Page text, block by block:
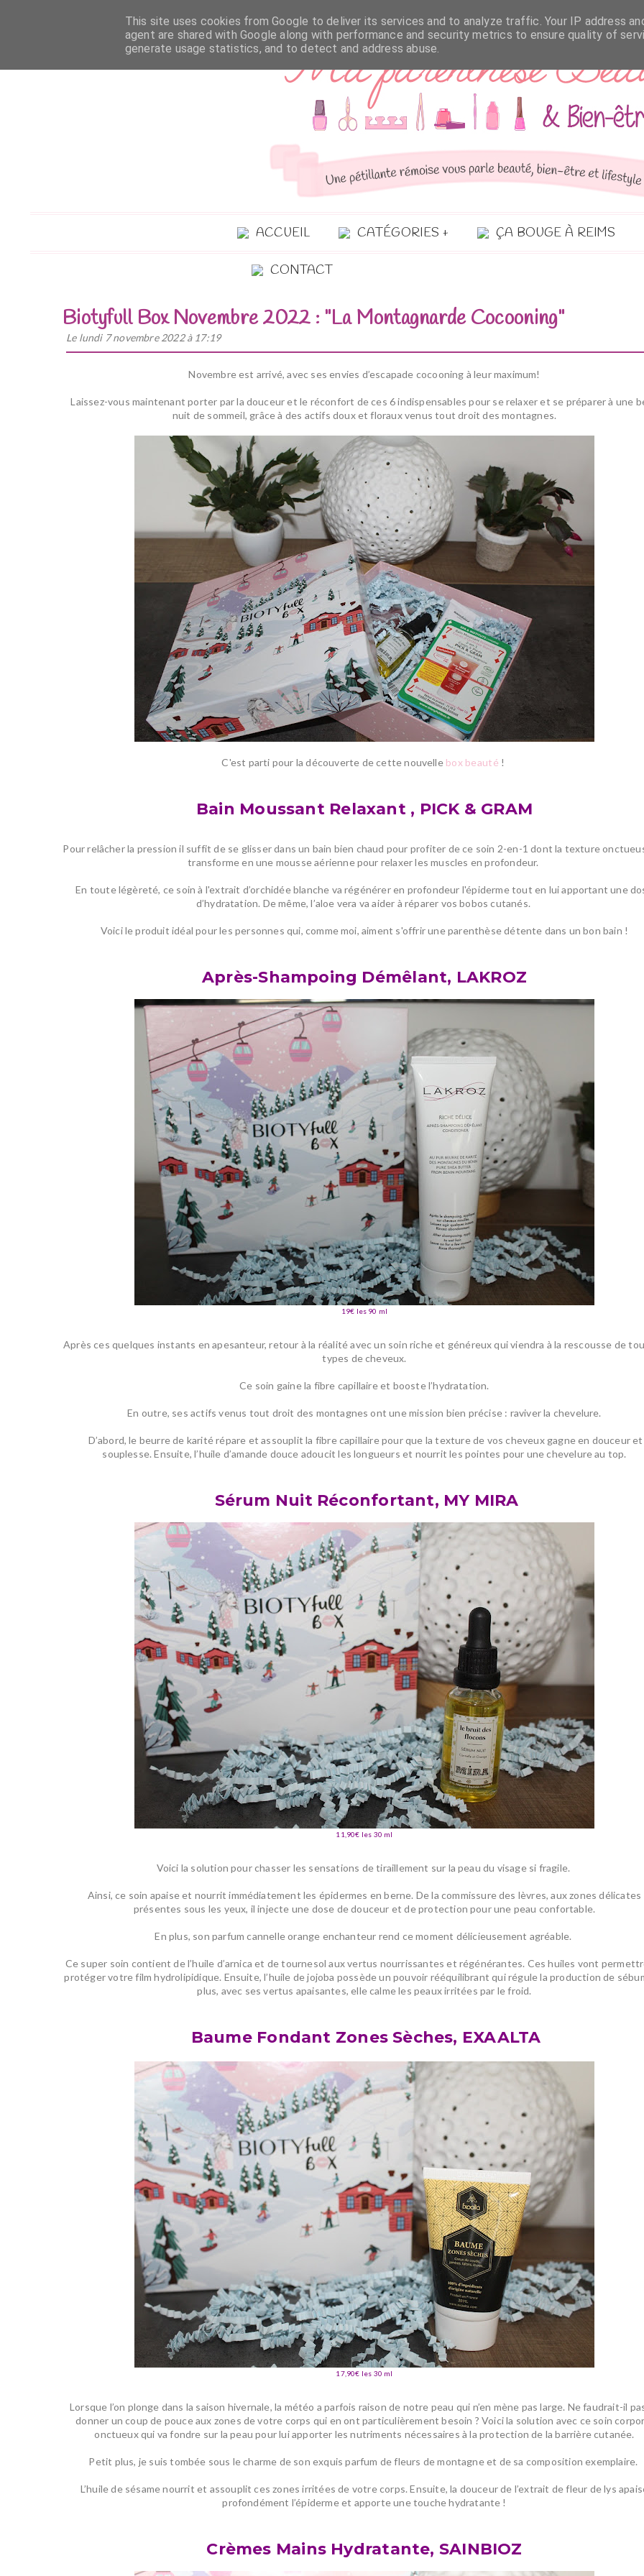
ACCUEIL CATÉGORIES ÇA BOUGE À REIMS
CONTACT
Biotyfull Box Novembre 2022 : "La Montagnarde Cocooning"
Le lundi 7 novembre 2022 à 17:19
Novembre est arrivé, avec ses envies d’escapade cocooning à leur maximum!
Laissez-vous maintenant porter par la douceuret le réconfort de ces 6 indispensables pour se relaxer et se préparer à une
nuit de sommeil, grâce à des actifs doux et floraux venus tout droit des montagnes.
C'est parti pour la découverte de cette nouvelle box beauté !
Bain Moussant Relaxant , PICK & GRAM
Pour relâcher la pression il suffit de se glisser dans un bain bien chaud pour profiter de ce soin 2-en-1 dont la texture
transforme en une mousse aérienne pour relaxer les muscles en profondeur.
En toute légèreté, ce soin à l'extrait d’orchidée blanche va régénérer en profondeur l'épiderme tout en lui apportant une
d’hydratation. De même, l’aloe vera va aider à réparer vos bobos cutanés.
Voici le produit idéal pour les personnes qui, comme moi, aiment s'offrir une parenthèse détente dans un bon bain !
Après-Shampoing Démêlant, LAKROZ
19€ les 90 ml
Après ces quelques instants en apesanteur, retour à la réalité avecun soin riche et généreuxqui viendra à la rescousse de
types de cheveux.
Ce soin gaine la fibre capillaire et booste l’hydratation.
En outre, ses actifs venus tout droit des montagnes ont une mission bien précise : raviver la chevelure.
D’abord, le beurre de karité répare et assouplit la fibre capillaire pour que la texture de vos cheveux gagne en douceur et
souplesse. Ensuite, l’huile d’amande douce adoucit les longueurs et nourrit les pointes pour une chevelure au top.
Sérum Nuit Réconfortant, MY MIRA
11,90€ les 30 ml
Voici la solution pour chasser les sensations de tiraillement sur la peau du visage si fragile.
Ainsi, ce soin apaise et nourritimmédiatement les épidermes en berne. De la commissure des lèvres, aux zones délicates
présentes sous les yeux, il injecte une dose de douceur et de protection pour une peau confortable.
En plus, son parfum cannelle orange enchanteur rend ce moment délicieusement agréable.
Ce super soin contient de l’huile d’arnica et de tournesol aux vertus nourrissantes et régénérantes. Ces huiles vont
protéger votre film hydrolipidique. Ensuite, l’huile de jojoba possède un pouvoir rééquilibrant qui régule la production de
plus, avec ses vertus apaisantes, elle calme les peaux irritées par le froid.
Baume Fondant Zones Sèches, EXAALTA
17,90€ les 30 ml
Lorsque l’on plonge dans la saison hivernale, la météo a parfois raison de notre peau qui n’en mène pas large. Ne faudrait-il
donner un coup de pouce aux zones de votre corps qui en ont particulièrement besoin ? Voici la solution avec ce soin
onctueux qui va fondre sur la peau pour lui apporter les nutriments nécessaires àla protection de la barrière cutanée.
Petit plus, je suis tombée sous le charme de son exquis parfum de fleurs de montagne et de sa composition exemplaire.
L’huile de sésame nourrit et assouplit ces zones irritées de votre corps. Ensuite, la douceur de l’extrait de fleur de lys
profondément l’épiderme et apporte une touche hydratante !
Crèmes Mains Hydratante, SAINBIOZ
This site uses cookies from Google to deliver its services and to analyze traffic. Your IP address
agent are shared with Google along with performance and security metrics to ensure quality of
generate usage statistics, and to detect and address abuse.